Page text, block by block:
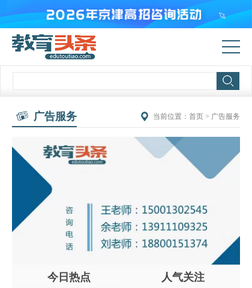
广告服务 当前位置： 首页 > 广告服务
今日热点 人气关注